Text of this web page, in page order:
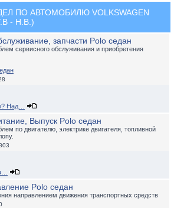
ПО АВТОМОБИЛЮ VOLKSWAGEN
- Н.В.)
запчасти Polo седан
сервисного обслуживания и приобретения
Над…
Выпуск Polo седан
по двигателю, электрике двигателя, топливной
Polo седан
направлением движения транспортных средств